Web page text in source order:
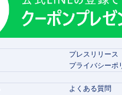
プレスリリース
プライバシーポ
よくある質問